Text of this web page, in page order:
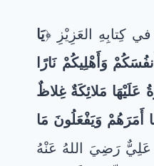
كِتابِهِ العَزِيْزِ ﴿يَا
وَأَهْلِيكُمْ نَارًا
عَلَيْهَا مَلائِكَةٌ غِلاظٌ
أَمَرَهُمْ وَيَفْعَلُونَ مَا
عَلِيٌّ رَضِيَ اللهُ عَنْهُ